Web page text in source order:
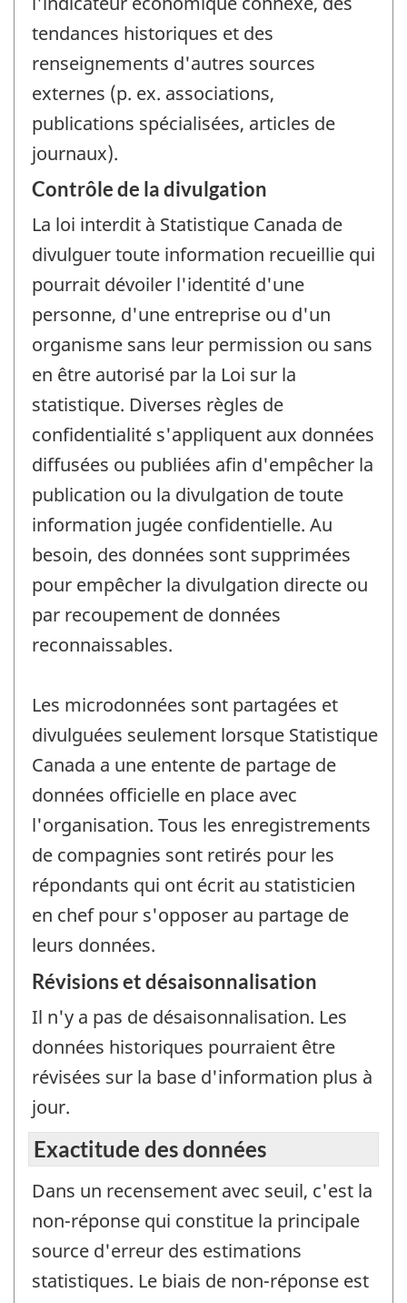
tendances historiques et des
renseignements d'autres sources
externes (p. ex. associations,
publications spécialisées, articles de
journaux).
Contrôle de la divulgation
La loi interdit à Statistique Canada de
divulguer toute information recueillie qui
pourrait dévoiler l'identité d'une
personne, d'une entreprise ou d'un
organisme sans leur permission ou sans
en être autorisé par la Loi sur la
statistique. Diverses règles de
confidentialité s'appliquent aux données
diffusées ou publiées afin d'empêcher la
publication ou la divulgation de toute
information jugée confidentielle. Au
besoin, des données sont supprimées
pour empêcher la divulgation directe ou
par recoupement de données
reconnaissables.
Les microdonnées sont partagées et
divulguées seulement lorsque Statistique
Canada a une entente de partage de
données officielle en place avec
l'organisation. Tous les enregistrements
de compagnies sont retirés pour les
répondants qui ont écrit au statisticien
en chef pour s'opposer au partage de
leurs données.
Révisions et désaisonnalisation
Il n'y a pas de désaisonnalisation. Les
données historiques pourraient être
révisées sur la base d'information plus à
jour.
Exactitude des données
Dans un recensement avec seuil, c'est la
non-réponse qui constitue la principale
source d'erreur des estimations
statistiques. Le biais de non-réponse est